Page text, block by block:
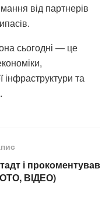
від партнерів
сьогодні — це
інфраструктури та
і прокоментував
ВІДЕО)